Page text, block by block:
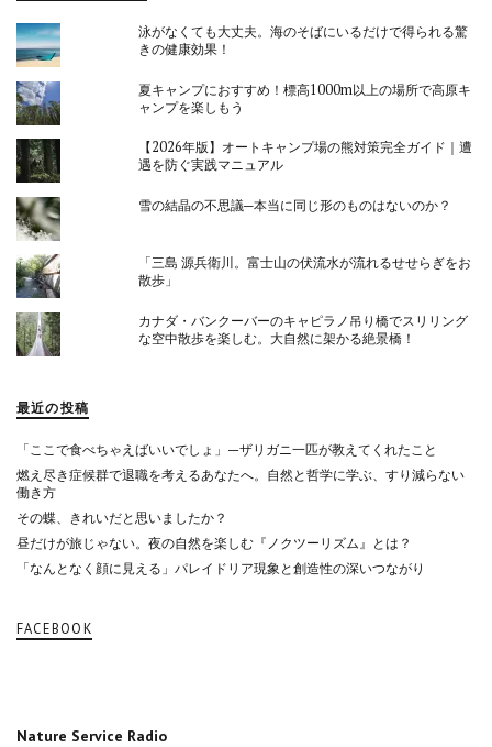
泳がなくても大丈夫。海のそばにいるだけで得られる驚
きの健康効果！
夏キャンプにおすすめ！標高1000m以上の場所で高原キ
ャンプを楽しもう
【2026年版】オートキャンプ場の熊対策完全ガイド｜遭
遇を防ぐ実践マニュアル
雪の結晶の不思議─本当に同じ形のものはないのか？
「三島 源兵衛川。富士山の伏流水が流れるせせらぎをお
散歩」
カナダ・バンクーバーのキャピラノ吊り橋でスリリング
な空中散歩を楽しむ。大自然に架かる絶景橋！
最近の投稿
「ここで食べちゃえばいいでしょ」—ザリガニ一匹が教えてくれたこと
燃え尽き症候群で退職を考えるあなたへ。自然と哲学に学ぶ、すり減らない
働き方
その蝶、きれいだと思いましたか？
昼だけが旅じゃない。夜の自然を楽しむ『ノクツーリズム』とは？
「なんとなく顔に見える」パレイドリア現象と創造性の深いつながり
FACEBOOK
Nature Service Radio